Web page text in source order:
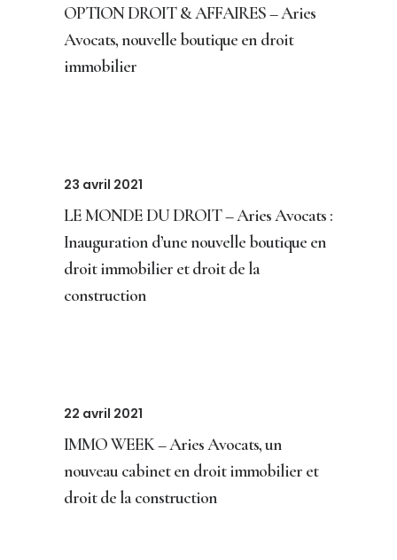
OPTION DROIT & AFFAIRES – Aries
Avocats, nouvelle boutique en droit
immobilier
23 avril 2021
LE MONDE DU DROIT – Aries Avocats :
Inauguration d’une nouvelle boutique en
droit immobilier et droit de la
construction
22 avril 2021
IMMO WEEK – Aries Avocats, un
nouveau cabinet en droit immobilier et
droit de la construction